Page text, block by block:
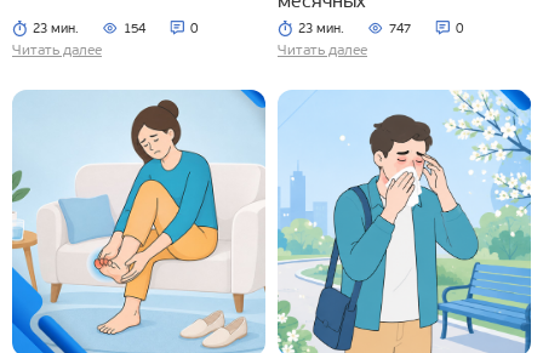
23 мин. 154 0
Читать далее
23 мин. 747 0
Читать далее